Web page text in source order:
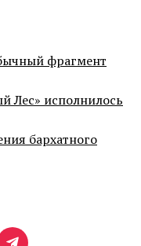
фрагмент
Лес» исполнилось
бархатного